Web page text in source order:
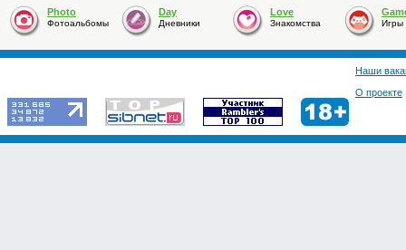
Photo
Фотоальбомы
Day
Дневники
Love
Знакомства Игры
Наши
О проекте